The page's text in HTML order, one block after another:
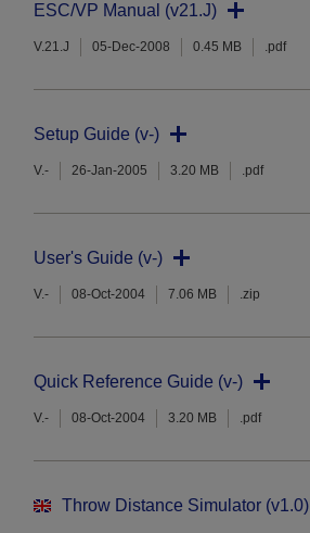
ESC/VP Manual (v21.J)
V.21.J 05-Dec-2008 0.45 MB .pdf
Setup Guide (v-)
V.- 26-Jan-2005 3.20 MB .pdf
User's Guide (v-)
V.- 08-Oct-2004 7.06 MB .zip
Quick Reference Guide (v-)
V.- 08-Oct-2004 3.20 MB .pdf
Throw Distance Simulator (v1.0)